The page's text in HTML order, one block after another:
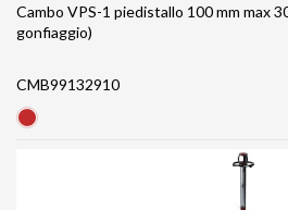
Cambo VPS-1 piedistallo 100 mm max
gonfiaggio)
CMB99132910